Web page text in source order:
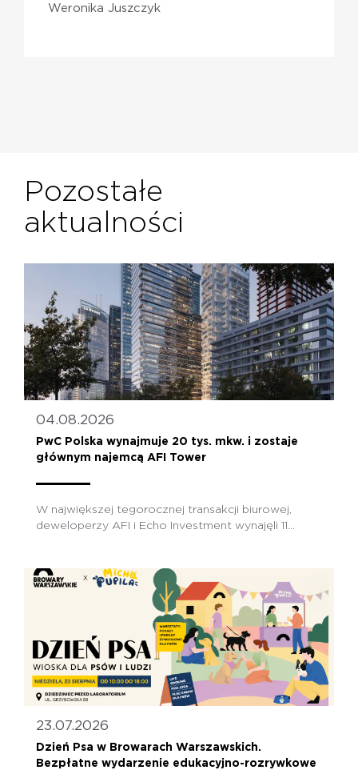
Weronika Juszczyk
Pozostałe
aktualności
04.08.2026
PwC Polska wynajmuje 20 tys. mkw. i zostaje
głównym najemcą AFI Tower
W największej tegorocznej transakcji biurowej,
deweloperzy AFI i Echo Investment wynajęli 11...
23.07.2026
Dzień Psa w Browarach Warszawskich.
Bezpłatne wydarzenie edukacyjno-rozrywkowe